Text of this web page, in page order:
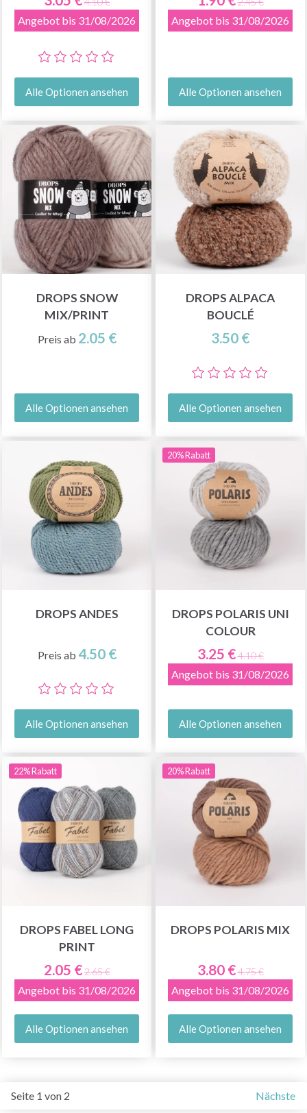
Angebot bis 31/08/2026
Alle Optionen ansehen
Angebot bis 31/08/2026
Alle Optionen ansehen
DROPS SNOW
MIX/PRINT
Preis ab 2.05 €
Alle Optionen ansehen
DROPS ALPACA
BOUCLÉ
3.50 €
Alle Optionen ansehen
DROPS ANDES
Preis ab 4.50 €
Alle Optionen ansehen
20% Rabatt
DROPS POLARIS UNI
COLOUR
3.25 €4.10 €
Angebot bis 31/08/2026
Alle Optionen ansehen
22% Rabatt
DROPS FABEL LONG
PRINT
2.05 €2.65 €
Angebot bis 31/08/2026
Alle Optionen ansehen
20% Rabatt
DROPS POLARIS MIX
3.80 €4.75 €
Angebot bis 31/08/2026
Alle Optionen ansehen
Seite 1 von 2 Nächste